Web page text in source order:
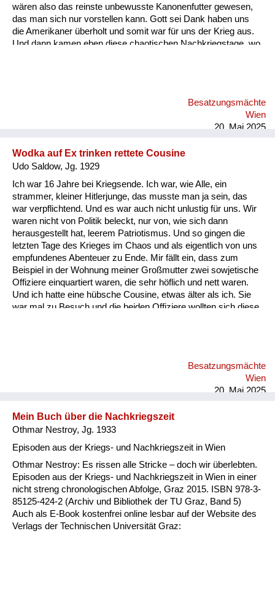
wären also das reinste unbewusste Kanonenfutter gewesen,
das man sich nur vorstellen kann. Gott sei Dank haben uns
die Amerikaner überholt und somit war für uns der Krieg aus.
Und dann kamen eben diese chaotischen Nachkriegstage, wo
willst, dann musst du arbeiten. Und da kannst du entweder die
Straße kehren oder mit einer Gruppe in den Wald gehen und
Besatzungsmächte
Wien
20. Mai 2025
Wodka auf Ex trinken rettete Cousine
Udo Saldow, Jg. 1929
Ich war 16 Jahre bei Kriegsende. Ich war, wie Alle, ein
strammer, kleiner Hitlerjunge, das musste man ja sein, das
war verpflichtend. Und es war auch nicht unlustig für uns. Wir
waren nicht von Politik beleckt, nur von, wie sich dann
herausgestellt hat, leerem Patriotismus. Und so gingen die
letzten Tage des Krieges im Chaos und als eigentlich von uns
empfundenes Abenteuer zu Ende. Mir fällt ein, dass zum
Beispiel in der Wohnung meiner Großmutter zwei sowjetische
Offiziere einquartiert waren, die sehr höflich und nett waren.
Und ich hatte eine hübsche Cousine, etwas älter als ich. Sie
war mal zu Besuch und die beiden Offiziere wollten sich diese
Cousine oder mich Ex getrunken. Und die Reaktion der
Offiziere war überraschend. Sie haben mir Beifall geklatscht.
Besatzungsmächte
Wien
20. Mai 2025
Mein Buch über die Nachkriegszeit
Othmar Nestroy, Jg. 1933
Episoden aus der Kriegs- und Nachkriegszeit in Wien
Othmar Nestroy: Es rissen alle Stricke – doch wir überlebten.
Episoden aus der Kriegs- und Nachkriegszeit in Wien in einer
nicht streng chronologischen Abfolge, Graz 2015. ISBN 978-3-
85125-424-2 (Archiv und Bibliothek der TU Graz, Band 5)
Auch als E-Book kostenfrei online lesbar auf der Website des
Verlags der Technischen Universität Graz: